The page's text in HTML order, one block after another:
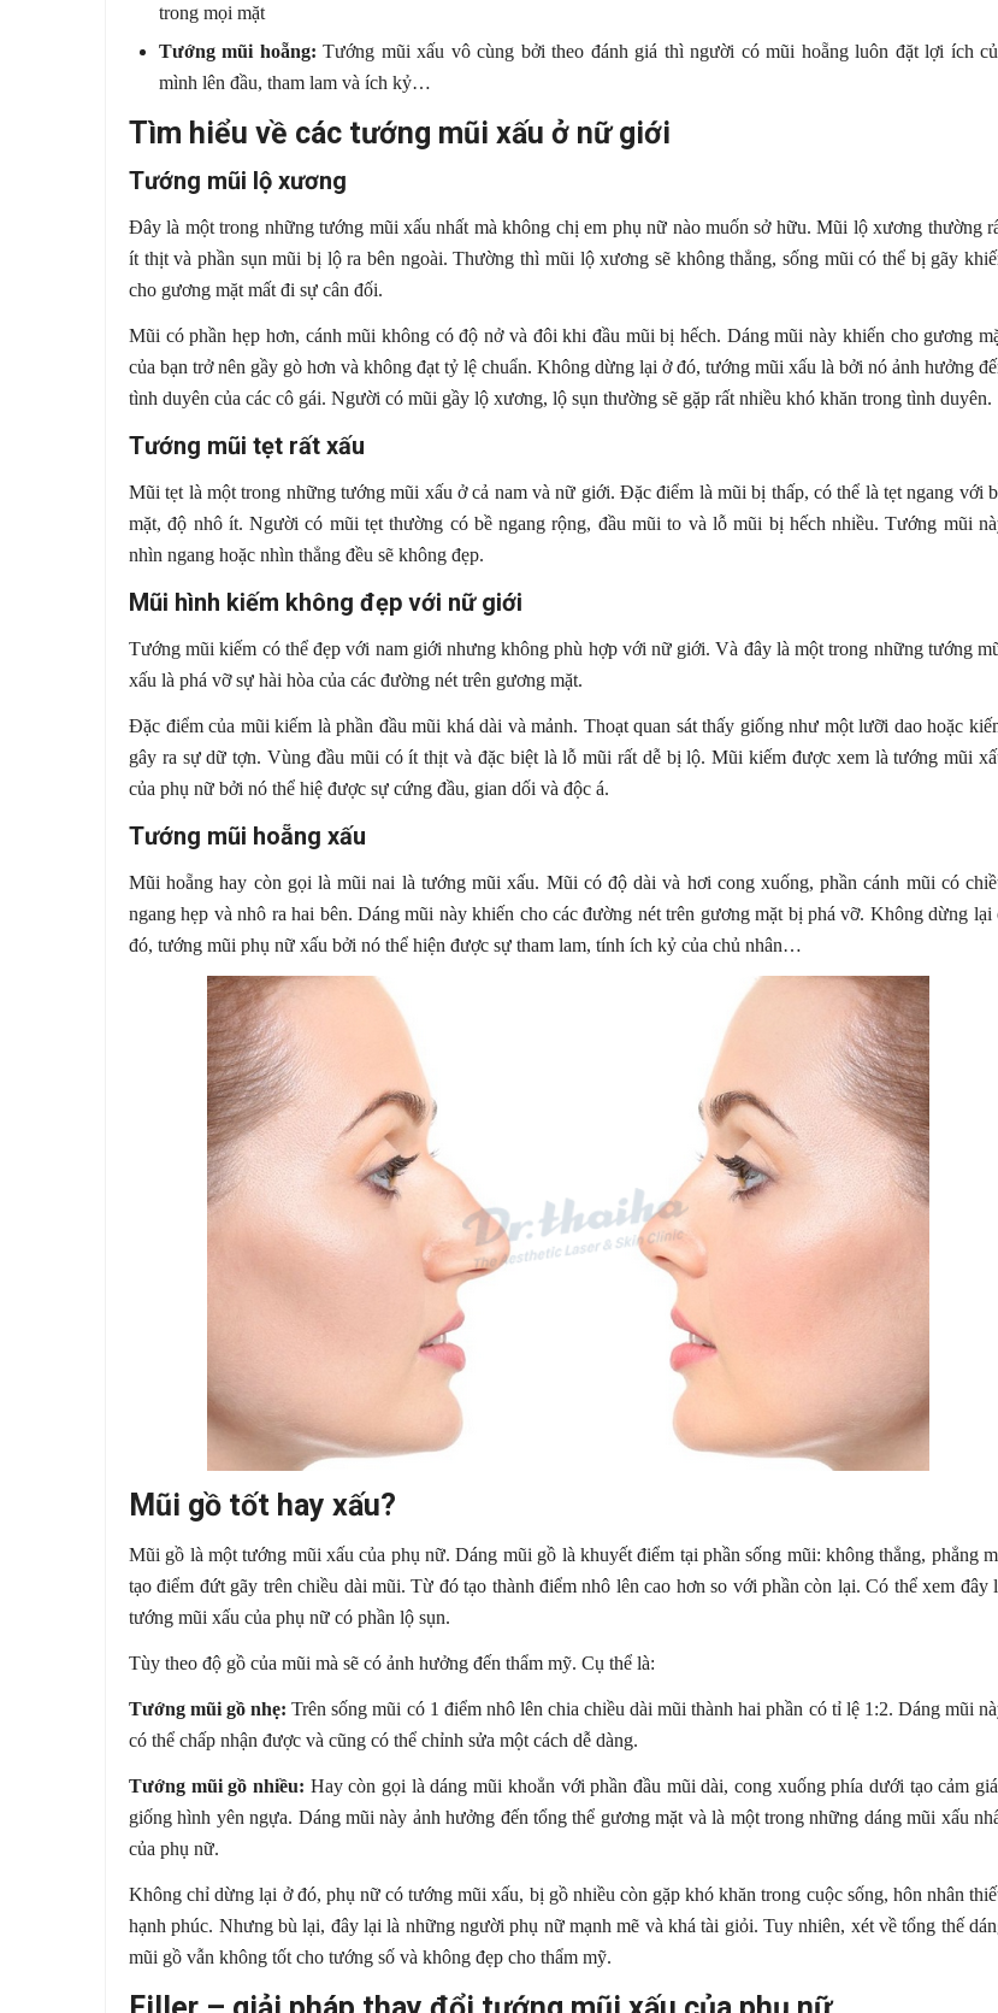
trong mọi mặt
Tướng mũi hoẵng: Tướng mũi xấu vô cùng bởi theo đánh giá thì người có mũi hoẵng luôn đặt lợi ích
mình lên đầu, tham lam và ích kỷ…
Tìm hiểu về các tướng mũi xấu ở nữ giới
Tướng mũi lộ xương
Đây là một trong những tướng mũi xấu nhất mà không chị em phụ nữ nào muốn sở hữu. Mũi lộ xương thường
ít thịt và phần sụn mũi bị lộ ra bên ngoài. Thường thì mũi lộ xương sẽ không thẳng, sống mũi có thể bị gãy
cho gương mặt mất đi sự cân đối.
Mũi có phần hẹp hơn, cánh mũi không có độ nở và đôi khi đầu mũi bị hếch. Dáng mũi này khiến cho gương
của bạn trở nên gầy gò hơn và không đạt tỷ lệ chuẩn. Không dừng lại ở đó, tướng mũi xấu là bởi nó ảnh hưởng
tình duyên của các cô gái. Người có mũi gầy lộ xương, lộ sụn thường sẽ gặp rất nhiều khó khăn trong tình duyên.
Tướng mũi tẹt rất xấu
Mũi tẹt là một trong những tướng mũi xấu ở cả nam và nữ giới. Đặc điểm là mũi bị thấp, có thể là tẹt ngang với
mặt, độ nhô ít. Người có mũi tẹt thường có bề ngang rộng, đầu mũi to và lỗ mũi bị hếch nhiều. Tướng mũi
nhìn ngang hoặc nhìn thẳng đều sẽ không đẹp.
Mũi hình kiếm không đẹp với nữ giới
Tướng mũi kiếm có thể đẹp với nam giới nhưng không phù hợp với nữ giới. Và đây là một trong những tướng
xấu là phá vỡ sự hài hòa của các đường nét trên gương mặt.
Đặc điểm của mũi kiếm là phần đầu mũi khá dài và mảnh. Thoạt quan sát thấy giống như một lưỡi dao hoặc
gây ra sự dữ tợn. Vùng đầu mũi có ít thịt và đặc biệt là lỗ mũi rất dễ bị lộ. Mũi kiếm được xem là tướng mũi
của phụ nữ bởi nó thể hiệ được sự cứng đầu, gian dối và độc á.
Tướng mũi hoẵng xấu
Mũi hoẵng hay còn gọi là mũi nai là tướng mũi xấu. Mũi có độ dài và hơi cong xuống, phần cánh mũi có
ngang hẹp và nhô ra hai bên. Dáng mũi này khiến cho các đường nét trên gương mặt bị phá vỡ. Không dừng lại
đó, tướng mũi phụ nữ xấu bởi nó thể hiện được sự tham lam, tính ích kỷ của chủ nhân…
Mũi gồ tốt hay xấu?
Mũi gồ là một tướng mũi xấu của phụ nữ. Dáng mũi gồ là khuyết điểm tại phần sống mũi: không thẳng, phẳng
tạo điểm đứt gãy trên chiều dài mũi. Từ đó tạo thành điểm nhô lên cao hơn so với phần còn lại. Có thể xem đây
tướng mũi xấu của phụ nữ có phần lộ sụn.
Tùy theo độ gồ của mũi mà sẽ có ảnh hưởng đến thẩm mỹ. Cụ thể là:
Tướng mũi gồ nhẹ: Trên sống mũi có 1 điểm nhô lên chia chiều dài mũi thành hai phần có tỉ lệ 1:2. Dáng mũi
có thể chấp nhận được và cũng có thể chỉnh sửa một cách dễ dàng.
Tướng mũi gồ nhiều: Hay còn gọi là dáng mũi khoẳn với phần đầu mũi dài, cong xuống phía dưới tạo cảm
giống hình yên ngựa. Dáng mũi này ảnh hưởng đến tổng thể gương mặt và là một trong những dáng mũi xấu
của phụ nữ.
Không chỉ dừng lại ở đó, phụ nữ có tướng mũi xấu, bị gồ nhiều còn gặp khó khăn trong cuộc sống, hôn nhân
hạnh phúc. Nhưng bù lại, đây lại là những người phụ nữ mạnh mẽ và khá tài giỏi. Tuy nhiên, xét về tổng thế
mũi gồ vẫn không tốt cho tướng số và không đẹp cho thẩm mỹ.